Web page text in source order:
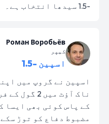
-1.5 سیدھا انتخاب ہے۔
Роман Воробьёв
کیپر
اسپین -1.5
اسپین نے گروپ میں
ناک آؤٹ میں
کے پاس کوئی بھی ایسا